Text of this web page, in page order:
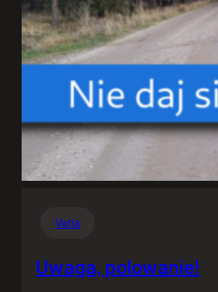
Varia
Uwaga, polowanie!